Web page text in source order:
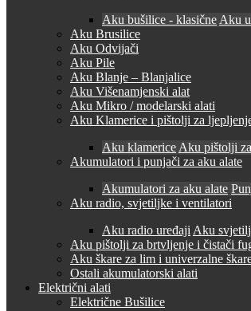
Aku bušilice - klasične Aku
Aku Brusilice
Aku Odvijači
Aku Pile
Aku Blanje – Blanjalice
Aku Višenamjenski alat
Aku Mikro / modelarski alati
Aku Klamerice i pištolji za
Aku klamerice Aku pištolji
Akumulatori i punjači za aku alate
Akumulatori za aku alate
Aku radio, svjetiljke i ventilatori
Aku radio uređaji Aku
Aku pištolji za brtvljenje i čistači
Aku škare za lim i univerzalne
Ostali akumulatorski alati
Električni alati
Električne Bušilice